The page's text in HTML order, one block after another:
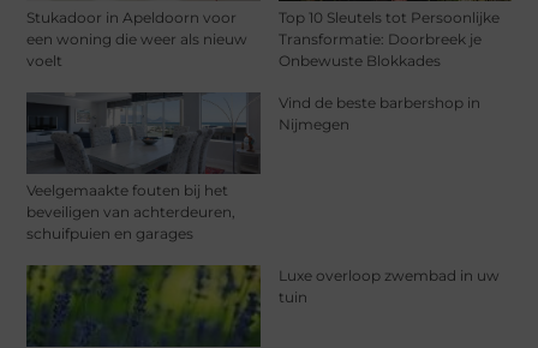
Stukadoor in Apeldoorn voor
een woning die weer als nieuw
voelt
Top 10 Sleutels tot Persoonlijke
Transformatie: Doorbreek je
Onbewuste Blokkades
Veelgemaakte fouten bij het
beveiligen van achterdeuren,
schuifpuien en garages
Vind de beste barbershop in
Nijmegen
Luxe overloop zwembad in uw
tuin